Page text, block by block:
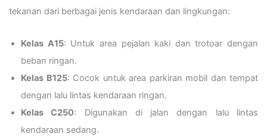
tekanan dari berbagai jenis kendaraan dan lingkungan:
Kelas A15: Untuk area pejalan kaki dan trotoar dengan
beban ringan.
Kelas B125: Cocok untuk area parkiran mobil dan tempat
dengan lalu lintas kendaraan ringan.
Kelas C250: Digunakan di jalan dengan lalu lintas
kendaraan sedang.